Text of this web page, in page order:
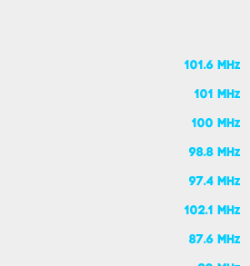
101.6 MHz
101 MHz
100 MHz
98.8 MHz
97.4 MHz
102.1 MHz
87.6 MHz